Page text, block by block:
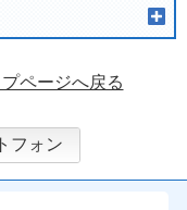
プページへ戻る
フォン